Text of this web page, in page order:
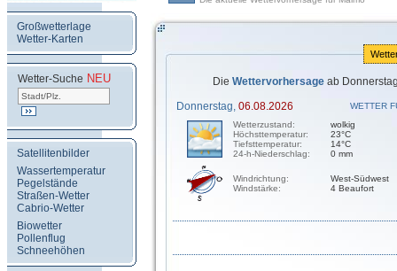
Großwetterlage
Wetter-Karten
Wetter-Suche NEU
Satellitenbilder
Wassertemperatur
Pegelstände
Straßen-Wetter
Cabrio-Wetter
Biowetter
Pollenflug
Schneehöhen
Die Wettervorhersage ab
Donnerstag, 06.08.2026
WETTER
Wetterzustand:
Höchsttemperatur:
Tiefsttemperatur:
24-h-Niederschlag:
wolkig
23°C
14°C
0 mm
Windrichtung:
Windstärke:
West-Südwest
4 Beaufort